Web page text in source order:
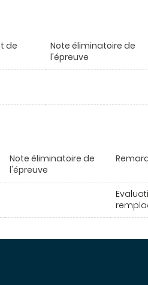
de
Note éliminatoire de
l'épreuve
Note éliminatoire de
l'épreuve